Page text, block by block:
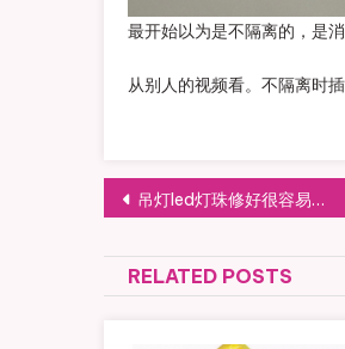
最开始以为是不隔离的，是
从别人的视频看。不隔离时
文
章
导
吊灯led灯珠修好很容易坏的处理
RELATED POSTS